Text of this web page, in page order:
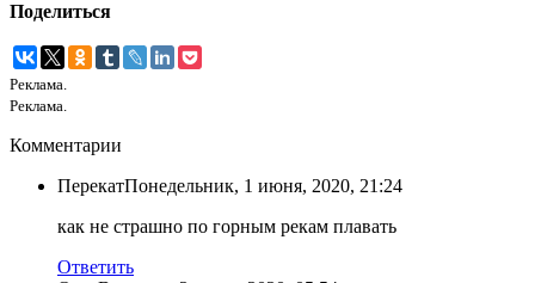
Поделиться
Реклама.
Реклама.
Комментарии
ПерекатПонедельник, 1 июня, 2020, 21:24
как не страшно по горным рекам плавать
Ответить